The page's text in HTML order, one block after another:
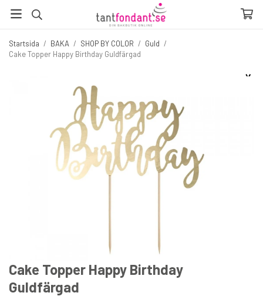
Startsida / BAKA / SHOP BY COLOR / Guld /
Cake Topper Happy Birthday Guldfärgad
Fler produkter du inte vill missa
☓
Cake Topper Happy Birthday
Guldfärgad